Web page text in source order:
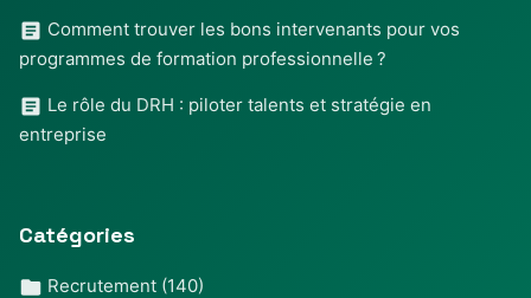
Comment trouver les bons intervenants pour vos
programmes de formation professionnelle ?
Le rôle du DRH : piloter talents et stratégie en
entreprise
Catégories
Recrutement (140)